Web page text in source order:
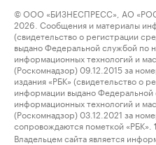
© ООО «БИЗНЕСПРЕСС», АО
2026. Сообщения и материалы
(свидетельство о регистрации
выдано Федеральной службой по
информационных технологий и
(Роскомнадзор) 09.12.2015 за
издания «РБК» (свидетельство о
информации выдано Федеральной
информационных технологий и
(Роскомнадзор) 03.12.2021 за
сопровождаются пометкой «РБК».
Владельцем сайта является